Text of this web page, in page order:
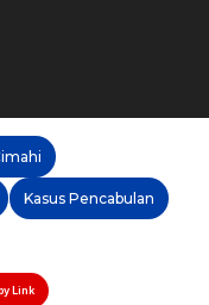
Kasus Pencabulan
Link